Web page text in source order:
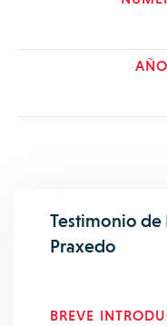
Testimonio de
Praxedo
BREVE